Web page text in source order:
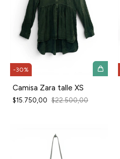
-30%
Camisa Zara talle XS
$15.750,00 $22.500,00